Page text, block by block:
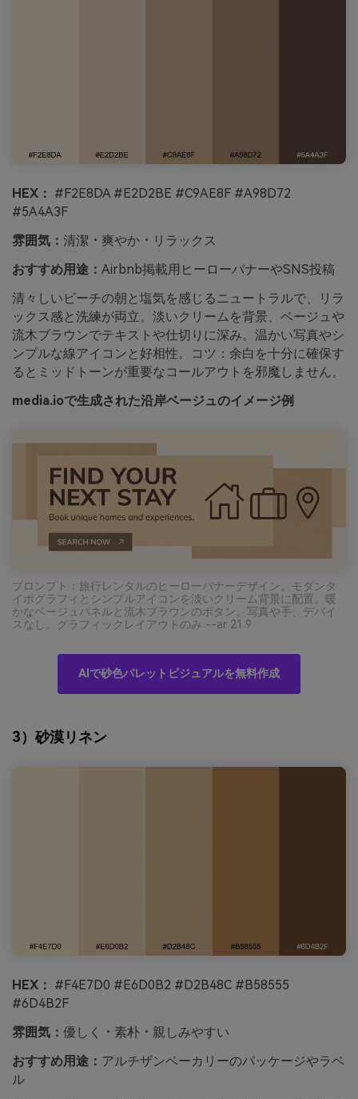
HEX： #F2E8DA #E2D2BE #C9AE8F #A98D72
#5A4A3F
雰囲気： 清潔・爽やか・リラックス
おすすめ用途： Airbnb掲載用ヒーローバナーやSNS投稿
清々しいビーチの朝と塩気を感じるニュートラルで、リラ
ックス感と洗練が両立。淡いクリームを背景、ベージュや
流木ブラウンでテキストや仕切りに深み。温かい写真やシ
ンプルな線アイコンと好相性。コツ：余白を十分に確保す
るとミッドトーンが重要なコールアウトを邪魔しません。
media.ioで生成された沿岸ベージュのイメージ例
プロンプト：旅行レンタルのヒーローバナーデザイン。モダンタ
イポグラフィとシンプルアイコンを淡いクリーム背景に配置。暖
かなベージュパネルと流木ブラウンのボタン。写真や手、デバイ
スなし。グラフィックレイアウトのみ --ar 21:9
AIで砂色パレットビジュアルを無料作成
3）砂漠リネン
HEX： #F4E7D0 #E6D0B2 #D2B48C #B58555
#6D4B2F
雰囲気： 優しく・素朴・親しみやすい
おすすめ用途： アルチザンベーカリーのパッケージやラベ
ル